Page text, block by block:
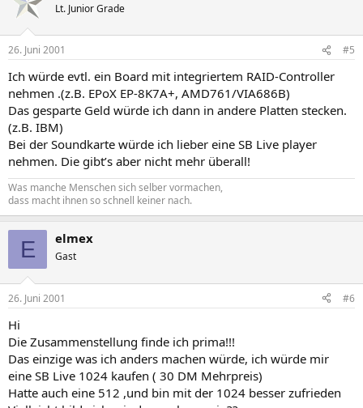
Lt. Junior Grade
26. Juni 2001 #5
Ich würde evtl. ein Board mit integriertem RAID-Controller
nehmen .(z.B. EPoX EP-8K7A+, AMD761/VIA686B)
Das gesparte Geld würde ich dann in andere Platten stecken.
(z.B. IBM)
Bei der Soundkarte würde ich lieber eine SB Live player
nehmen. Die gibt’s aber nicht mehr überall!
Was manche Menschen sich selber vormachen,
dass macht ihnen so schnell keiner nach.
E elmex
Gast
26. Juni 2001 #6
Hi
Die Zusammenstellung finde ich prima!!!
Das einzige was ich anders machen würde, ich würde mir
eine SB Live 1024 kaufen ( 30 DM Mehrpreis)
Hatte auch eine 512 ,und bin mit der 1024 besser zufrieden